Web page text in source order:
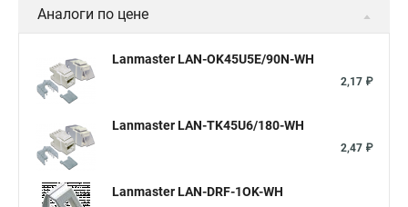
Аналоги по цене
Lanmaster LAN-OK45U5E/90N-WH
2,17 ₽
Lanmaster LAN-TK45U6/180-WH
2,47 ₽
Lanmaster LAN-DRF-1OK-WH